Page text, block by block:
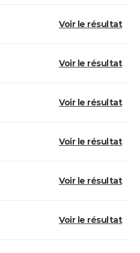
Voir le résultat
Voir le résultat
Voir le résultat
Voir le résultat
Voir le résultat
Voir le résultat